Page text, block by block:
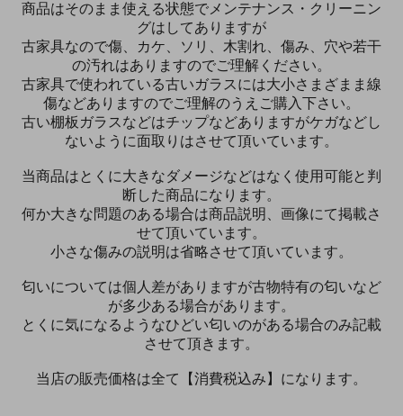
商品はそのまま使える状態でメンテナンス・クリーニン
グはしてありますが
古家具なので傷、カケ、ソリ、木割れ、傷み、穴や若干
の汚れはありますのでご理解ください。
古家具で使われている古いガラスには大小さまざまま線
傷などありますのでご理解のうえご購入下さい。
古い棚板ガラスなどはチップなどありますがケガなどし
ないように面取りはさせて頂いています。
当商品はとくに大きなダメージなどはなく使用可能と判
断した商品になります。
何か大きな問題のある場合は商品説明、画像にて掲載さ
せて頂いています。
小さな傷みの説明は省略させて頂いています。
匂いについては個人差がありますが古物特有の匂いなど
が多少ある場合があります。
とくに気になるようなひどい匂いのがある場合のみ記載
させて頂きます。
当店の販売価格は全て【消費税込み】になります。